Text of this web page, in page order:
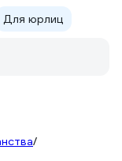
Для юрлиц
/